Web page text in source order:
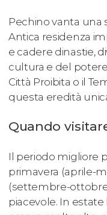
Pechino vanta una
Antica residenza
e cadere dinastie,
cultura e del
Città Proibita o il
questa eredità
Quando
Il periodo migliore
primavera (aprile-
(settembre-
piacevole. In